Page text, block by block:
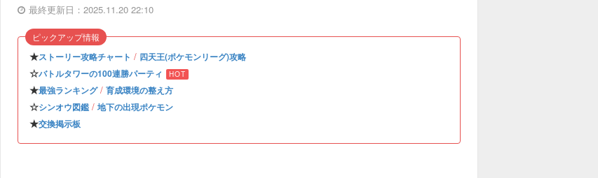
最終更新日：2025.11.20 22:10
★ストーリー攻略チャート / 四天王(ポケモンリーグ)攻略
☆バトルタワーの100連勝パーティ HOT
★最強ランキング/ 育成環境の整え方
☆シンオウ図鑑 / 地下の出現ポケモン
★交換掲示板
ピックアップ情報